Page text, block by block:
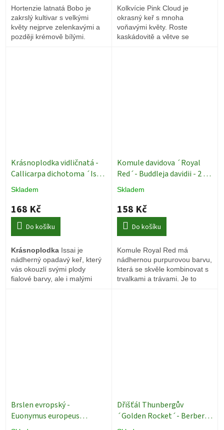
Hortenzie latnatá Bobo je
zakrslý kultivar s velkými
květy nejprve zelenkavými a
později krémově bílými.
Kolkvície Pink Cloud je
okrasný keř s mnoha
voňavými květy. Roste
kaskádovitě a větve se
Krásnoplodka vidličnatá -
Callicarpa dichotoma ´Issai
´ - 2 l
Skladem
168 Kč
Do košíku
Krásnoplodka Issai je
nádherný opadavý keř, který
vás okouzlí svými plody
fialové barvy, ale i malými
Komule davidova ´Royal
Red´- Buddleja davidii - 2 l
Motýlí keř
Skladem
158 Kč
Do košíku
Komule Royal Red má
nádhernou purpurovou barvu,
která se skvěle kombinovat s
trvalkami a trávami. Je to
Brslen evropský -
Euonymus europeus
Původní keře
Dřišťál Thunbergův
´Golden Rocket´- Berberis
thunbergii - 2 l